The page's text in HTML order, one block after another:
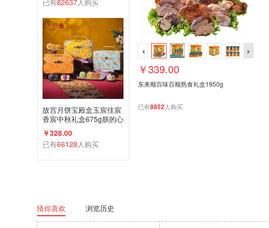
已有82637人购买
故宫月饼宝殿盒玉宸佳宸
香宸中秋礼盒675g朕的心
意礼广式蛋黄莲蓉
￥328.00
已有66128人购买
￥339.00
东来顺百味百顺熟食礼盒1950g
已有8852人购买
猜你喜欢 浏览历史